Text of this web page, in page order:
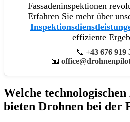
Fassadeninspektionen
Erfahren Sie mehr über
effiziente
📞 +43 676 919
📧
Welche
bieten Drohnen bei der